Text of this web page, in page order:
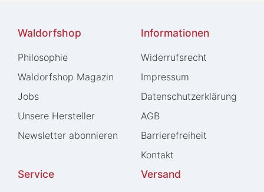
Waldorfshop
Philosophie
Waldorfshop Magazin
Jobs
Unsere Hersteller
Newsletter abonnieren
Informationen
Widerrufs­recht
Impressum
Daten­schutz­erklärung
AGB
Barrierefreiheit
Kontakt
Service Versand